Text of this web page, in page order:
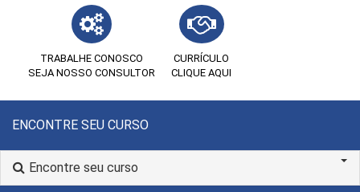
TRABALHE CONOSCO
SEJA NOSSO CONSULTOR
CURRÍCULO
CLIQUE AQUI
ENCONTRE SEU CURSO
Encontre seu curso